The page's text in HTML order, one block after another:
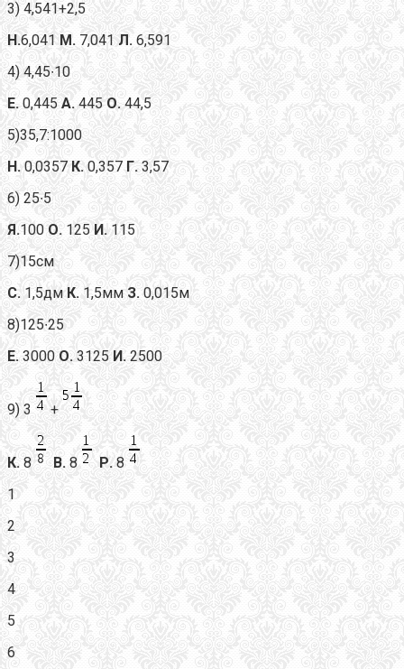
3) 4,541+2,5
Н.6,041 М. 7,041 Л. 6,591
4) 4,45∙10
Е. 0,445 А. 445 О. 44,5
5)35,7:1000
Н. 0,0357 К. 0,357 Г. 3,57
6) 25∙5
Я.100 О. 125 И. 115
7)15см
С. 1,5дм К. 1,5мм З. 0,015м
8)125∙25
Е. 3000 О. 3125 И. 2500
9) 3 +
К. 8 В. 8 Р. 8
1
2
3
4
5
6